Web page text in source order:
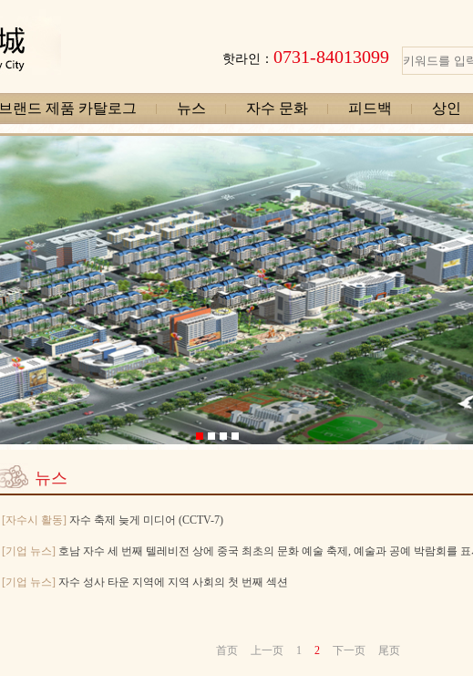
핫라인： 0731-84013099
브랜드 제품 카탈로그 뉴스 자수 문화 피드백 상인
뉴스
[자수시 활동] 자수 축제 늦게 미디어 (CCTV-7)
[기업 뉴스] 호남 자수 세 번째 텔레비전 상에 중국 최초의 문화 예술 축제, 예술과 공예 박람회를 표
[기업 뉴스] 자수 성사 타운 지역에 지역 사회의 첫 번째 섹션
首页 上一页 1 2 下一页 尾页